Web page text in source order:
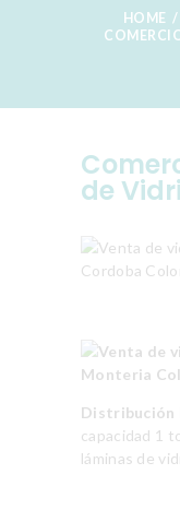
HOME
de
Distribución
capacidad 1
láminas de